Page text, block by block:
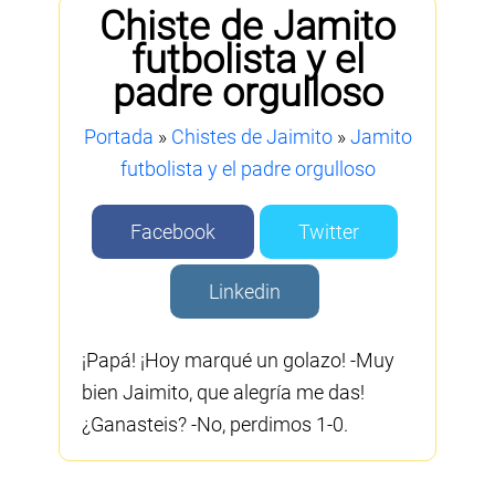
Chiste de Jamito
futbolista y el
padre orgulloso
Portada » Chistes de Jaimito»Jamito
futbolista y el padre orgulloso
Facebook Twitter
Linkedin
¡Papá! ¡Hoy marqué un golazo! -Muy
bien Jaimito, que alegría me das!
¿Ganasteis? -No, perdimos 1-0.